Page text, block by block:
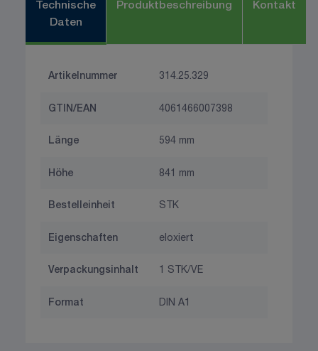
Technische
Daten
Produktbeschreibung Kontakt
Artikelnummer 314.25.329
GTIN/EAN 4061466007398
Länge 594 mm
Höhe 841 mm
Bestelleinheit STK
Eigenschaften eloxiert
Verpackungsinhalt 1 STK/VE
Format DIN A1